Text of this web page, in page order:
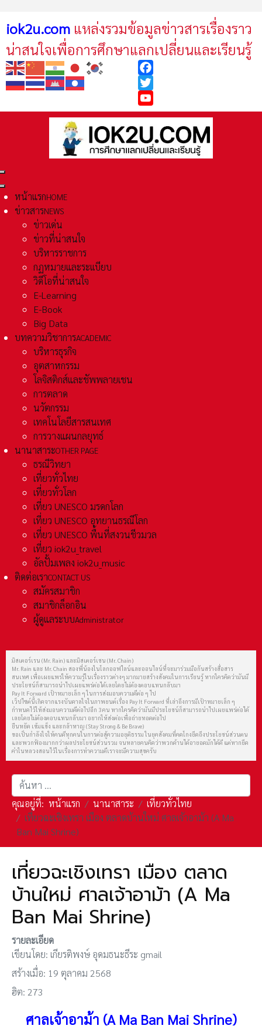
iok2u.com แหล่งรวมข้อมูลข่าวสารเรื่องราว
น่าสนใจเพื่อการศึกษาแลกเปลี่ยนและเรียนรู้
Facebook
Twitter
YouTube
หน้าแรกHOME
ข่าวสารNEWS
ข่าวเด่น
ข่าวที่น่าสนใจ
บริหารราชการ
กฏหมายและระเเบียบ
วิดีโอที่น่าสนใจ
E-Learning
E-Book
Big Data
บทความวิชาการACADEMIC
บริหารธุรกิจ
อุตสาหกรรม
โลจิสติกส์และชัพพลายเชน
การตลาด
นวัตกรรม
เทคโนโลยีสารสนเทศ
การวางแผนกลยุทธ์
นานาสาระOTHER PAGE
ธรณีวิทยา
เที่ยวทั่วไทย
เที่ยวทั่วโลก
เที่ยว UNESCO มรดกโลก
เที่ยว UNESCO อุทยานธรณีโลก
เที่ยว UNESCO พื้นที่สงวนชีวมวล
เที่ยว iok2u_travel
อัลปั้มเพลง iok2u_music
ติดต่อเราCONTACT US
สมัครสมาชิก
สมาชิกล็อกอิน
ผู้ดูแลระบบAdministrator
มิสเตอร์เรน (Mr. Rain) และมิสเตอร์เชน (Mr. Chain)
Mr. Rain และ Mr. Chain สองพี่น้องในโลกออฟไลน์และออนไลน์ที่จะมาร่วมมือกันสร้างสื่อสาร
สนเทศ เพื่อเผยแพร่ให้ความรู้ในเรื่องราวต่างๆ มากมายสร้างสังคมในการเรียนรู้ หากใครคิดว่ามันมี
ประโยชน์ก็สามารถนำไปเผยแพร่ต่อได้เลยโดยไม่ต้องตอบแทนกลับมา
Pay It Forward เป้าหมายเล็ก ๆ ในการส่งมอบความดีต่อ ๆ ไป
เว็ปไซต์นี้เกิดจากแรงบันดาลใจในภาพยนต์เรื่อง Pay It Forward ที่เล่าถึงการมีเป้าหมายเล็ก ๆ
กำหนดไว้ให้ส่งมอบความดีต่อไปอีก 3 คน หากใครคิดว่ามันมีประโยชน์ก็สามารถนำไปเผยแพร่ต่อได้
เลยโดยไม่ต้องตอบแทนกลับมา อยากให้ส่งต่อเพื่อถ่ายทอดต่อไป
ยืนหยัด เข้มแข็ง และกล้าหาญ (Stay Strong & Be Brave)
ขอเป็นกำลังใจให้คนดีทุกคนในการต่อสู้ความอยุติธรรม ในยุคสังคมที่คดโกงยึดถึงประโยชน์ส่วนตน
และพวกฟ้องมากกว่าผลประโยชน์ส่วนรวม จนหลายคนคิดว่าพวกด้านได้อายอดมักได้ดี แต่หากยึด
คำในหลวงสอนไว้ในเรื่องการทำความดีเราจะมีความสุขครับ
การค้นหา
คุณอยู่ที่: หน้าแรก นานาสาระ
เที่ยวทั่วไทย
เที่ยวฉะเชิงเทรา เมือง ตลาดบ้านใหม่ ศาลเจ้าอาม้า (A Ma
Ban Mai Shrine)
เที่ยวฉะเชิงเทรา เมือง ตลาด
บ้านใหม่ ศาลเจ้าอาม้า (A Ma
Ban Mai Shrine)
รายละเอียด
เขียนโดย: เกียรติพงษ์ อุดมธนะธีระ gmail
สร้างเมื่อ: 19 ตุลาคม 2568
ฮิต: 273
ศาลเจ้าอาม้า (A Ma Ban Mai Shrine)